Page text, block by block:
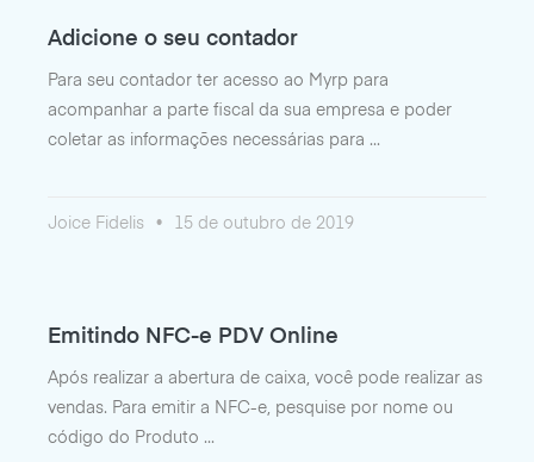
Adicione o seu contador
Para seu contador ter acesso ao Myrp para
acompanhar a parte fiscal da sua empresa e poder
coletar as informações necessárias para
Joice Fidelis 15 de outubro de 2019
Emitindo NFC-e PDV Online
Após realizar a abertura de caixa, você pode realizar as
vendas. Para emitir a NFC-e, pesquise por nome ou
código do Produto